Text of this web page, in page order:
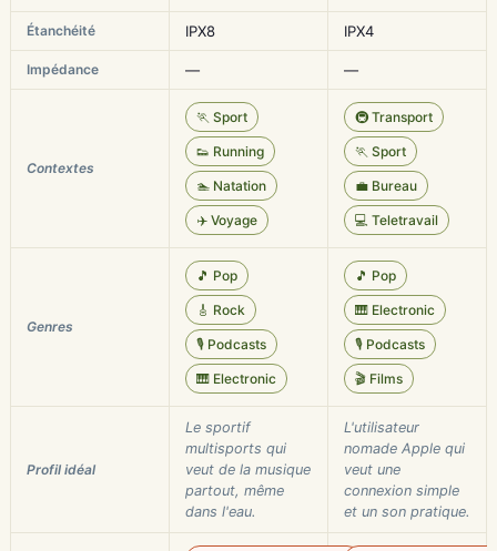
Étanchéité IPX8 IPX4
Impédance — —
Contextes
🏃 Sport
👟 Running
🏊 Natation
✈️ Voyage
🚇 Transport
🏃 Sport
💼 Bureau
💻 Teletravail
Genres
🎵 Pop
🎸 Rock
🎙️ Podcasts
🎹 Electronic
🎵 Pop
🎹 Electronic
🎙️ Podcasts
🎬 Films
Profil idéal
Le sportif
multisports qui
veut de la musique
partout, même
dans l'eau.
L'utilisateur
nomade Apple qui
veut une
connexion simple
et un son pratique.